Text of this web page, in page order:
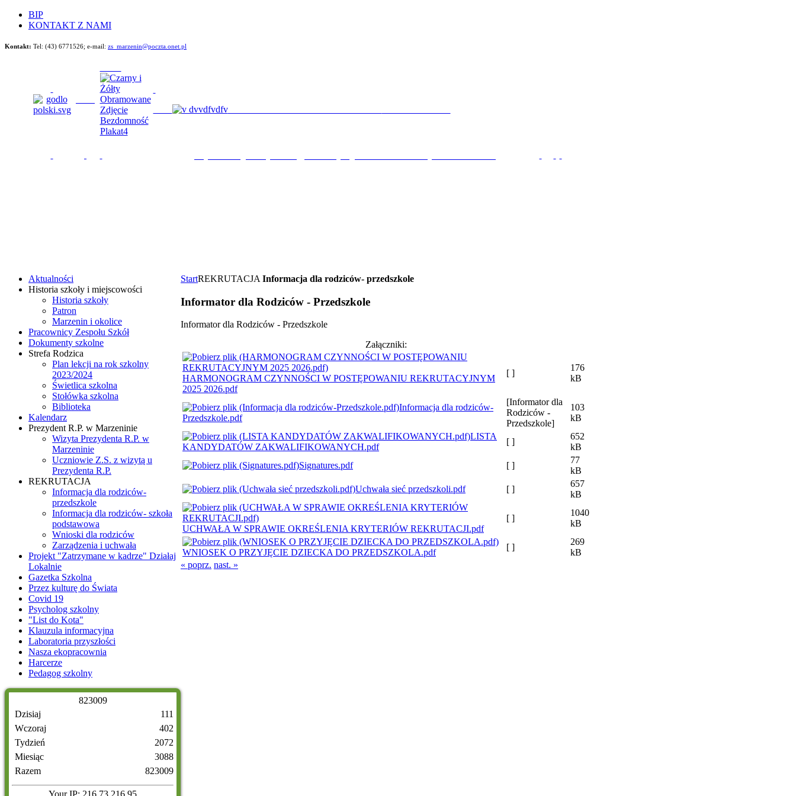
BIP
KONTAKT Z NAMI
Kontakt: Tel: (43) 6771526; e-mail: zs_marzenin@poczta.onet.pl
StartREKRUTACJA Informacja dla rodziców- przedszkole
Informator dla Rodziców - Przedszkole
Informator dla Rodziców - Przedszkole
Załączniki:
HARMONOGRAM CZYNNOŚCI W POSTĘPOWANIU REKRUTACYJNYM
2025 2026.pdf
[ ]
176
kB
Informacja dla rodziców-
Przedszkole.pdf
[Informator dla
Rodziców -
Przedszkole]
103
kB
LISTA
KANDYDATÓW ZAKWALIFIKOWANYCH.pdf
[ ]
652
kB
Signatures.pdf
[ ]
77
kB
Uchwała sieć przedszkoli.pdf
[ ]
657
kB
UCHWAŁA W SPRAWIE OKREŚLENIA KRYTERIÓW REKRUTACJI.pdf
[ ]
1040
kB
WNIOSEK O PRZYJĘCIE DZIECKA DO PRZEDSZKOLA.pdf
[ ]
269
kB
« poprz. nast. »
Aktualności
Historia szkoły i miejscowości
Historia szkoły
Patron
Marzenin i okolice
Pracownicy Zespołu Szkół
Dokumenty szkolne
Strefa Rodzica
Plan lekcji na rok szkolny
2023/2024
Świetlica szkolna
Stołówka szkolna
Biblioteka
Kalendarz
Prezydent R.P. w Marzeninie
Wizyta Prezydenta R.P. w
Marzeninie
Uczniowie Z.S. z wizytą u
Prezydenta R.P.
REKRUTACJA
Informacja dla rodziców-
przedszkole
Informacja dla rodziców- szkoła
podstawowa
Wnioski dla rodziców
Zarządzenia i uchwała
Projekt "Zatrzymane w kadrze" Działaj
Lokalnie
Gazetka Szkolna
Przez kulturę do Świata
Covid 19
Psycholog szkolny
"List do Kota"
Klauzula informacyjna
Laboratoria przyszłości
Nasza ekopracownia
Harcerze
Pedagog szkolny
823009
Dzisiaj
Wczoraj
Tydzień
Miesiąc
Razem
111
402
2072
3088
823009
Your IP: 216.73.216.95